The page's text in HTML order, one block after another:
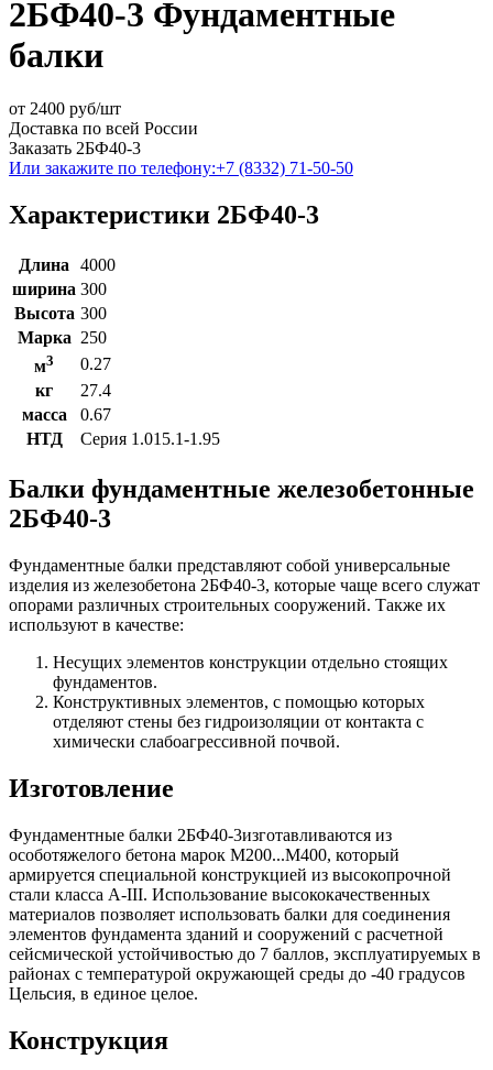
2БФ40-3 Фундаментные
балки
от 2400 руб/шт
Доставка по всей России
Заказать 2БФ40-3
Или закажите по телефону:+7 (8332) 71-50-50
Характеристики 2БФ40-3
Длина
4000
ширина 300
Высота 300
Марка 250
м3
0.27
кг
27.4
масса
0.67
НТД
Серия 1.015.1-1.95
Балки фундаментные железобетонные
2БФ40-3
Фундаментные балки представляют собой универсальные
изделия из железобетона 2БФ40-3, которые чаще всего служат
опорами различных строительных сооружений. Также их
используют в качестве:
Несущих элементов конструкции отдельно стоящих
фундаментов.
Конструктивных элементов, с помощью которых
отделяют стены без гидроизоляции от контакта с
химически слабоагрессивной почвой.
Изготовление
Фундаментные балки 2БФ40-3изготавливаются из
особотяжелого бетона марок М200...М400, который
армируется специальной конструкцией из высокопрочной
стали класса А-III. Использование высококачественных
материалов позволяет использовать балки для соединения
элементов фундамента зданий и сооружений с расчетной
сейсмической устойчивостью до 7 баллов, эксплуатируемых в
районах с температурой окружающей среды до -40 градусов
Цельсия, в единое целое.
Конструкция